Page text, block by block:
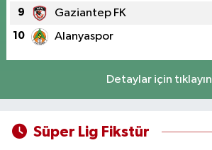
9 Gaziantep FK
10 Alanyaspor
Detaylar için tıklayın
Süper Lig Fikstür